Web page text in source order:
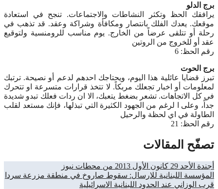
برج الدلو
يرافقك الحظ وتكثر النشاطات والاجتماعات. تنجح في استعادة
موقعك. يعدك الفلك بانتصار ومكافأة وشراكة وعقد. قد تذهب في
رحلة أو تتلقى عرضاً من الخارج. يوم مناسب للرومنسية ولتوقيع
عقد أو للخروج من الروتين
رقم الحظ: 6
برج الحوت
تبرز قضايا عائلية هذا اليوم، ويحتاجك احدهم لدعم أو نصيحة. ترتبك
لمعلومات أو اخبار تجعلك مربكاً. لا تتخذ قرارات متسرعة او تتحرك
في كل الاتجاهات. تشعر بضغط يتعبك، الا ان ردات فعلك تبدو شديدة
جداً، وعلى ا لرغم من الجهود الكثيرة التي تبذلها، فإنك مستعد لقلب
الطاولة في اي لحظة والرحيل
رقم الحظ: 21
تصفّح المقالات
أجندة الأحد 29 كانون الأول 2013 من محطات نيوز
المؤسسة اللبنانية للارسال: سقوط صاروخ في منطقة مزرعة سردا
قرب الوزاني عند الحدود اللبنانية الاسرائيلية